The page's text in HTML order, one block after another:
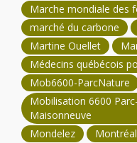
Marche mondiale des
marché du carbone
Martine Ouellet
Médecins québécois
Mob6600-ParcNature
Mobilisation 6600
Maisonneuve
Mondelez
Montréal